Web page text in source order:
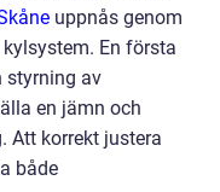
uppnås genom
En första
styrning av
en jämn och
Att korrekt justera
både